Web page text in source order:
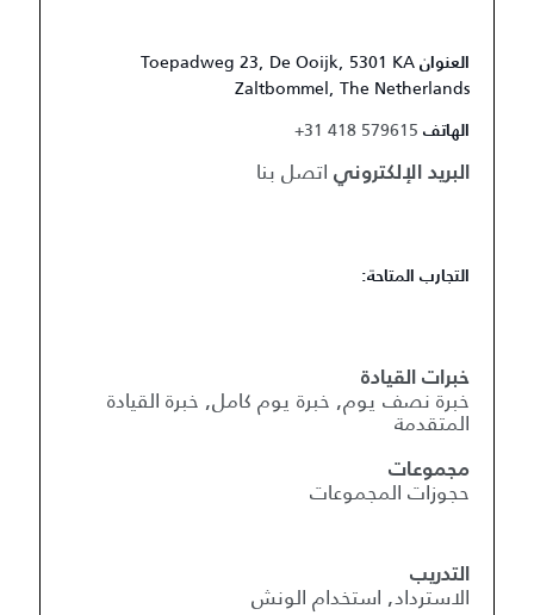
العنوان Toepadweg 23, De Ooijk, 5301 KA
Zaltbommel, The Netherlands
الهاتف +31 418 579615
البريد الإلكتروني اتصل بنا
التجارب المتاحة:
خبرات القيادة
خبرة نصف يوم, خبرة يوم كامل, خبرة القيادة
المتقدمة
مجموعات
حجوزات المجموعات
التدريب
الاسترداد, استخدام الونش